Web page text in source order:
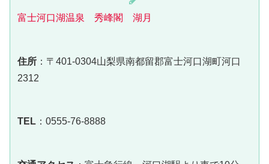
富士河口湖温泉 秀峰閣 湖月
住所 ：〒401-0304山梨県南都留郡富士河口湖町河口
2312
TEL ：0555-76-8888